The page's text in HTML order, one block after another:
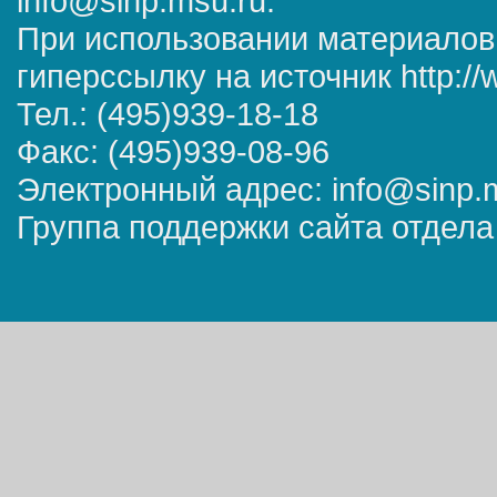
При использовании
гиперссылку на источник
Тел.: (495)939-18-18
Факс: (495)939-08-96
Электронный адрес:
Группа поддержки сайта